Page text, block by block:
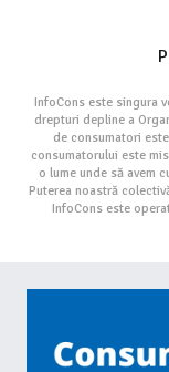
InfoCons este singura
drepturi depline a
de consumatori
consumatorului este
o lume unde să avem
Puterea noastră
InfoCons este